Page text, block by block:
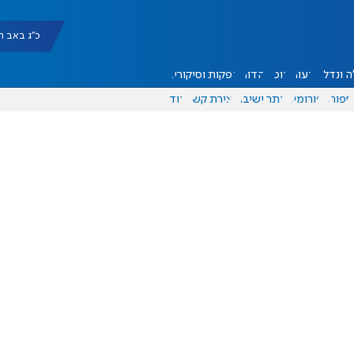
כ"ג באב תשפ"ו
ונדל"ן דעות אוכל יהדות הפקות וסיקורים
ספורט פורומים אתר ישיבה יצירת קשר עוד